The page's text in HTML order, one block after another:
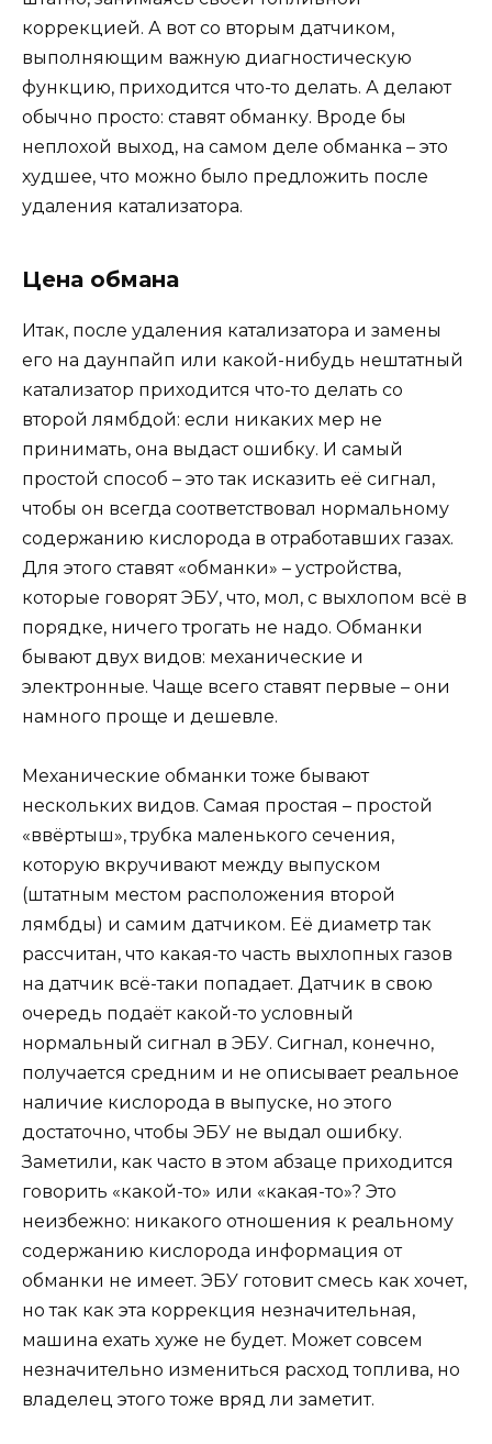
коррекцией. А вот со вторым датчиком,
выполняющим важную диагностическую
функцию, приходится что-то делать. А делают
обычно просто: ставят обманку. Вроде бы
неплохой выход, на самом деле обманка – это
худшее, что можно было предложить после
удаления катализатора.
Цена обмана
Итак, после удаления катализатора и замены
его на даунпайп или какой-нибудь нештатный
катализатор приходится что-то делать со
второй лямбдой: если никаких мер не
принимать, она выдаст ошибку. И самый
простой способ – это так исказить её сигнал,
чтобы он всегда соответствовал нормальному
содержанию кислорода в отработавших газах.
Для этого ставят «обманки» – устройства,
которые говорят ЭБУ, что, мол, с выхлопом всё в
порядке, ничего трогать не надо. Обманки
бывают двух видов: механические и
электронные. Чаще всего ставят первые – они
намного проще и дешевле.
Механические обманки тоже бывают
нескольких видов. Самая простая – простой
«ввёртыш», трубка маленького сечения,
которую вкручивают между выпуском
(штатным местом расположения второй
лямбды) и самим датчиком. Её диаметр так
рассчитан, что какая-то часть выхлопных газов
на датчик всё-таки попадает. Датчик в свою
очередь подаёт какой-то условный
нормальный сигнал в ЭБУ. Сигнал, конечно,
получается средним и не описывает реальное
наличие кислорода в выпуске, но этого
достаточно, чтобы ЭБУ не выдал ошибку.
Заметили, как часто в этом абзаце приходится
говорить «какой-то» или «какая-то»? Это
неизбежно: никакого отношения к реальному
содержанию кислорода информация от
обманки не имеет. ЭБУ готовит смесь как хочет,
но так как эта коррекция незначительная,
машина ехать хуже не будет. Может совсем
незначительно измениться расход топлива, но
владелец этого тоже вряд ли заметит.